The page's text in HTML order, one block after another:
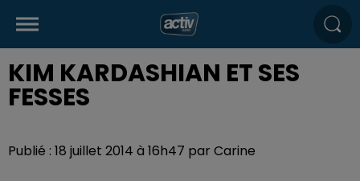
KIM KARDASHIAN ET SES
FESSES
Publié : 18 juillet 2014 à 16h47 par Carine